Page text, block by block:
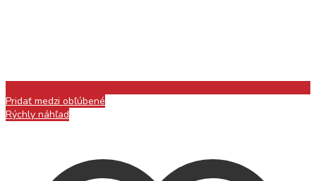
Pridať medzi obľúbené
Rýchly náhľad